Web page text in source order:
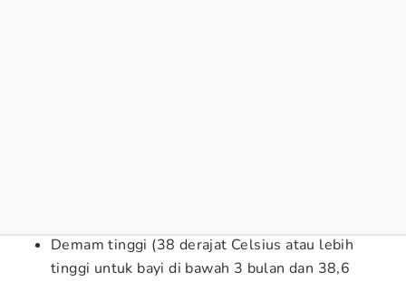
Demam tinggi (38 derajat Celsius atau lebih
tinggi untuk bayi di bawah 3 bulan dan 38,6